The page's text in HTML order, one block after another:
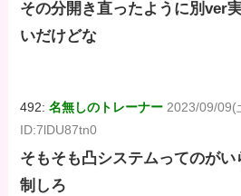
その分開き直ったように別ver
いだけどな
492:名無しのトレーナー 2023/09/09(
ID:7lDU87tn0
そもそも凸システムってのが
制しろ